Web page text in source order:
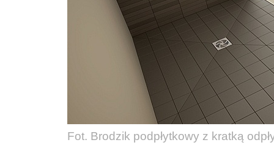
Fot. Brodzik podpłytkowy z kratką